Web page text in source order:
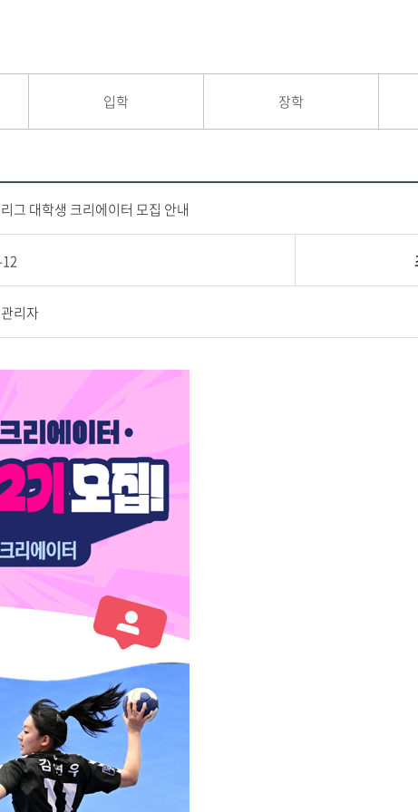
입학 장학
그 대학생 크리에이터 모집 안내
리자